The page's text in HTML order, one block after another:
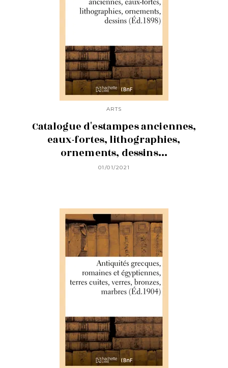
ARTS
Catalogue d'estampes anciennes,
eaux-fortes, lithographies,
ornements, dessins...
01/01/2021